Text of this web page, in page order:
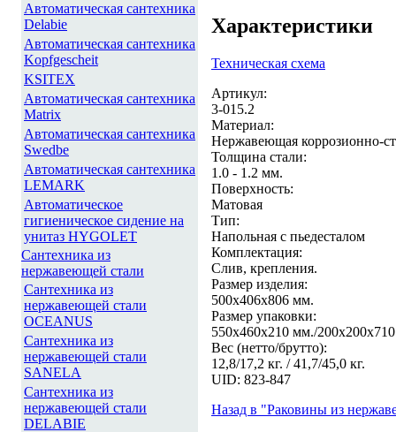
Автоматическая сантехника
Delabie
Автоматическая сантехника
Kopfgescheit
KSITEX
Автоматическая сантехника
Matrix
Автоматическая сантехника
Swedbe
Автоматическая сантехника
LEMARK
Автоматическое
гигиеническое сидение на
унитаз HYGOLET
Сантехника из
нержавеющей стали
Сантехника из
нержавеющей стали
OCEANUS
Сантехника из
нержавеющей стали
SANELA
Сантехника из
нержавеющей стали
DELABIE
Характеристики
Техническая схема
Артикул:
3-015.2
Материал:
Нержавеющая коррозионно-
Толщина стали:
1.0 - 1.2 мм.
Поверхность:
Матовая
Тип:
Напольная с пьедесталом
Комплектация:
Слив, крепления.
Размер изделия:
500х406х806 мм.
Размер упаковки:
550х460х210 мм./
Вес (нетто/брутто):
12,8/17,2 кг. / 41,7/45,0 кг.
UID: 823-847
Назад в "Раковины из